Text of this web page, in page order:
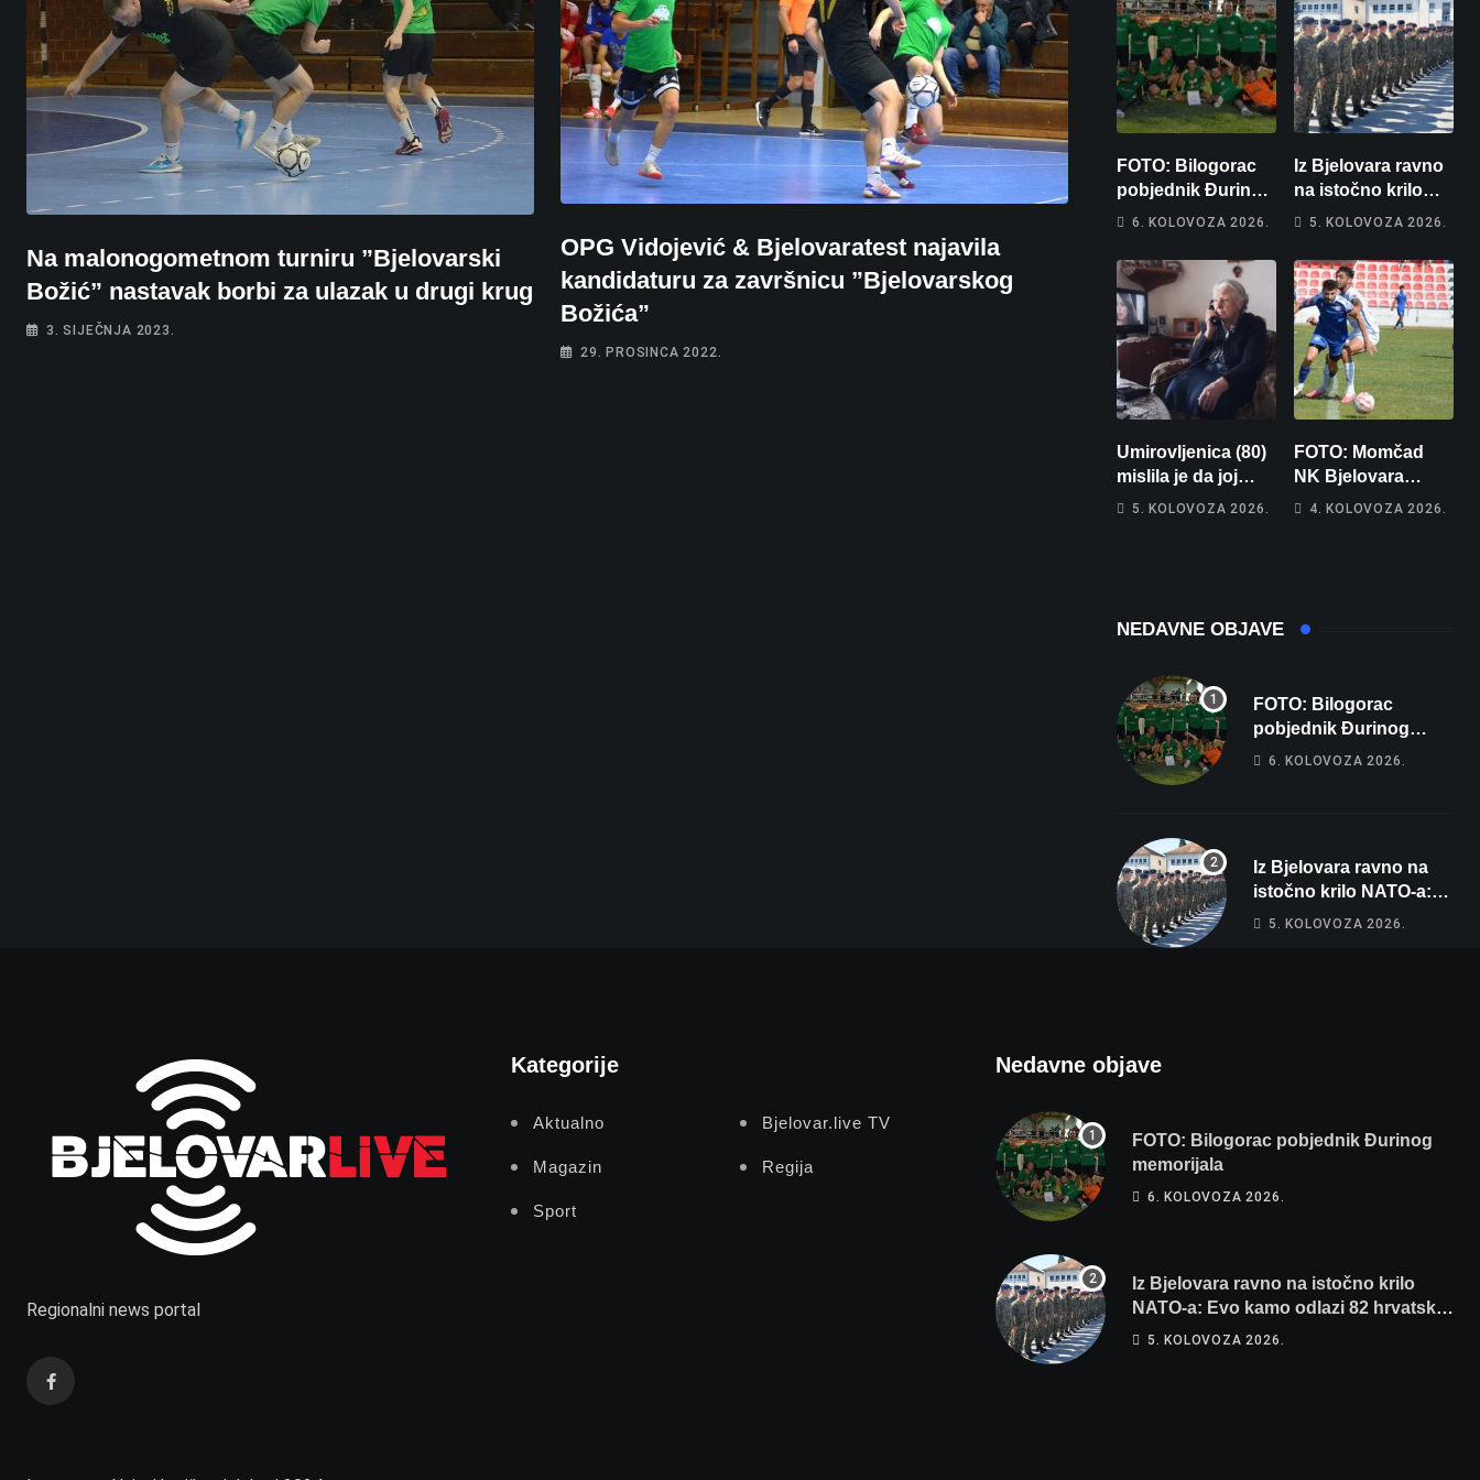
Na malonogometnom turniru ”Bjelovarski
Božić” nastavak borbi za ulazak u drugi krug
3. SIJEČNJA 2023.
OPG Vidojević & Bjelovaratest najavila
kandidaturu za završnicu ”Bjelovarskog
Božića”
29. PROSINCA 2022.
FOTO: Bilogorac
pobjednik Đurinog
memorijala
6. KOLOVOZA 2026.
Iz Bjelovara ravno
na istočno krilo
NATO-a: Evo kamo
vojnika i 6
vojnikinja
5. KOLOVOZA 2026.
Umirovljenica (80)
mislila je da joj
piše kći pa ostala
5. KOLOVOZA 2026.
FOTO: Momčad
NK Bjelovara
poprima jesenski
4. KOLOVOZA 2026.
NEDAVNE OBJAVE
FOTO: Bilogorac
pobjednik Đurinog
memorijala
6. KOLOVOZA 2026.
Iz Bjelovara ravno na
istočno krilo NATO-a:
Evo kamo odlazi 82
5. KOLOVOZA 2026.
Regionalni news portal
Kategorije
Aktualno Bjelovar.live TV
Magazin Regija
Sport
Nedavne objave
FOTO: Bilogorac pobjednik Đurinog
memorijala
6. KOLOVOZA 2026.
Iz Bjelovara ravno na istočno krilo
NATO-a: Evo kamo odlazi 82 hrvatska
vojnika i 6 vojnikinja
5. KOLOVOZA 2026.